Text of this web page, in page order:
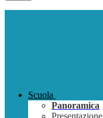
Scuola
Panoramica